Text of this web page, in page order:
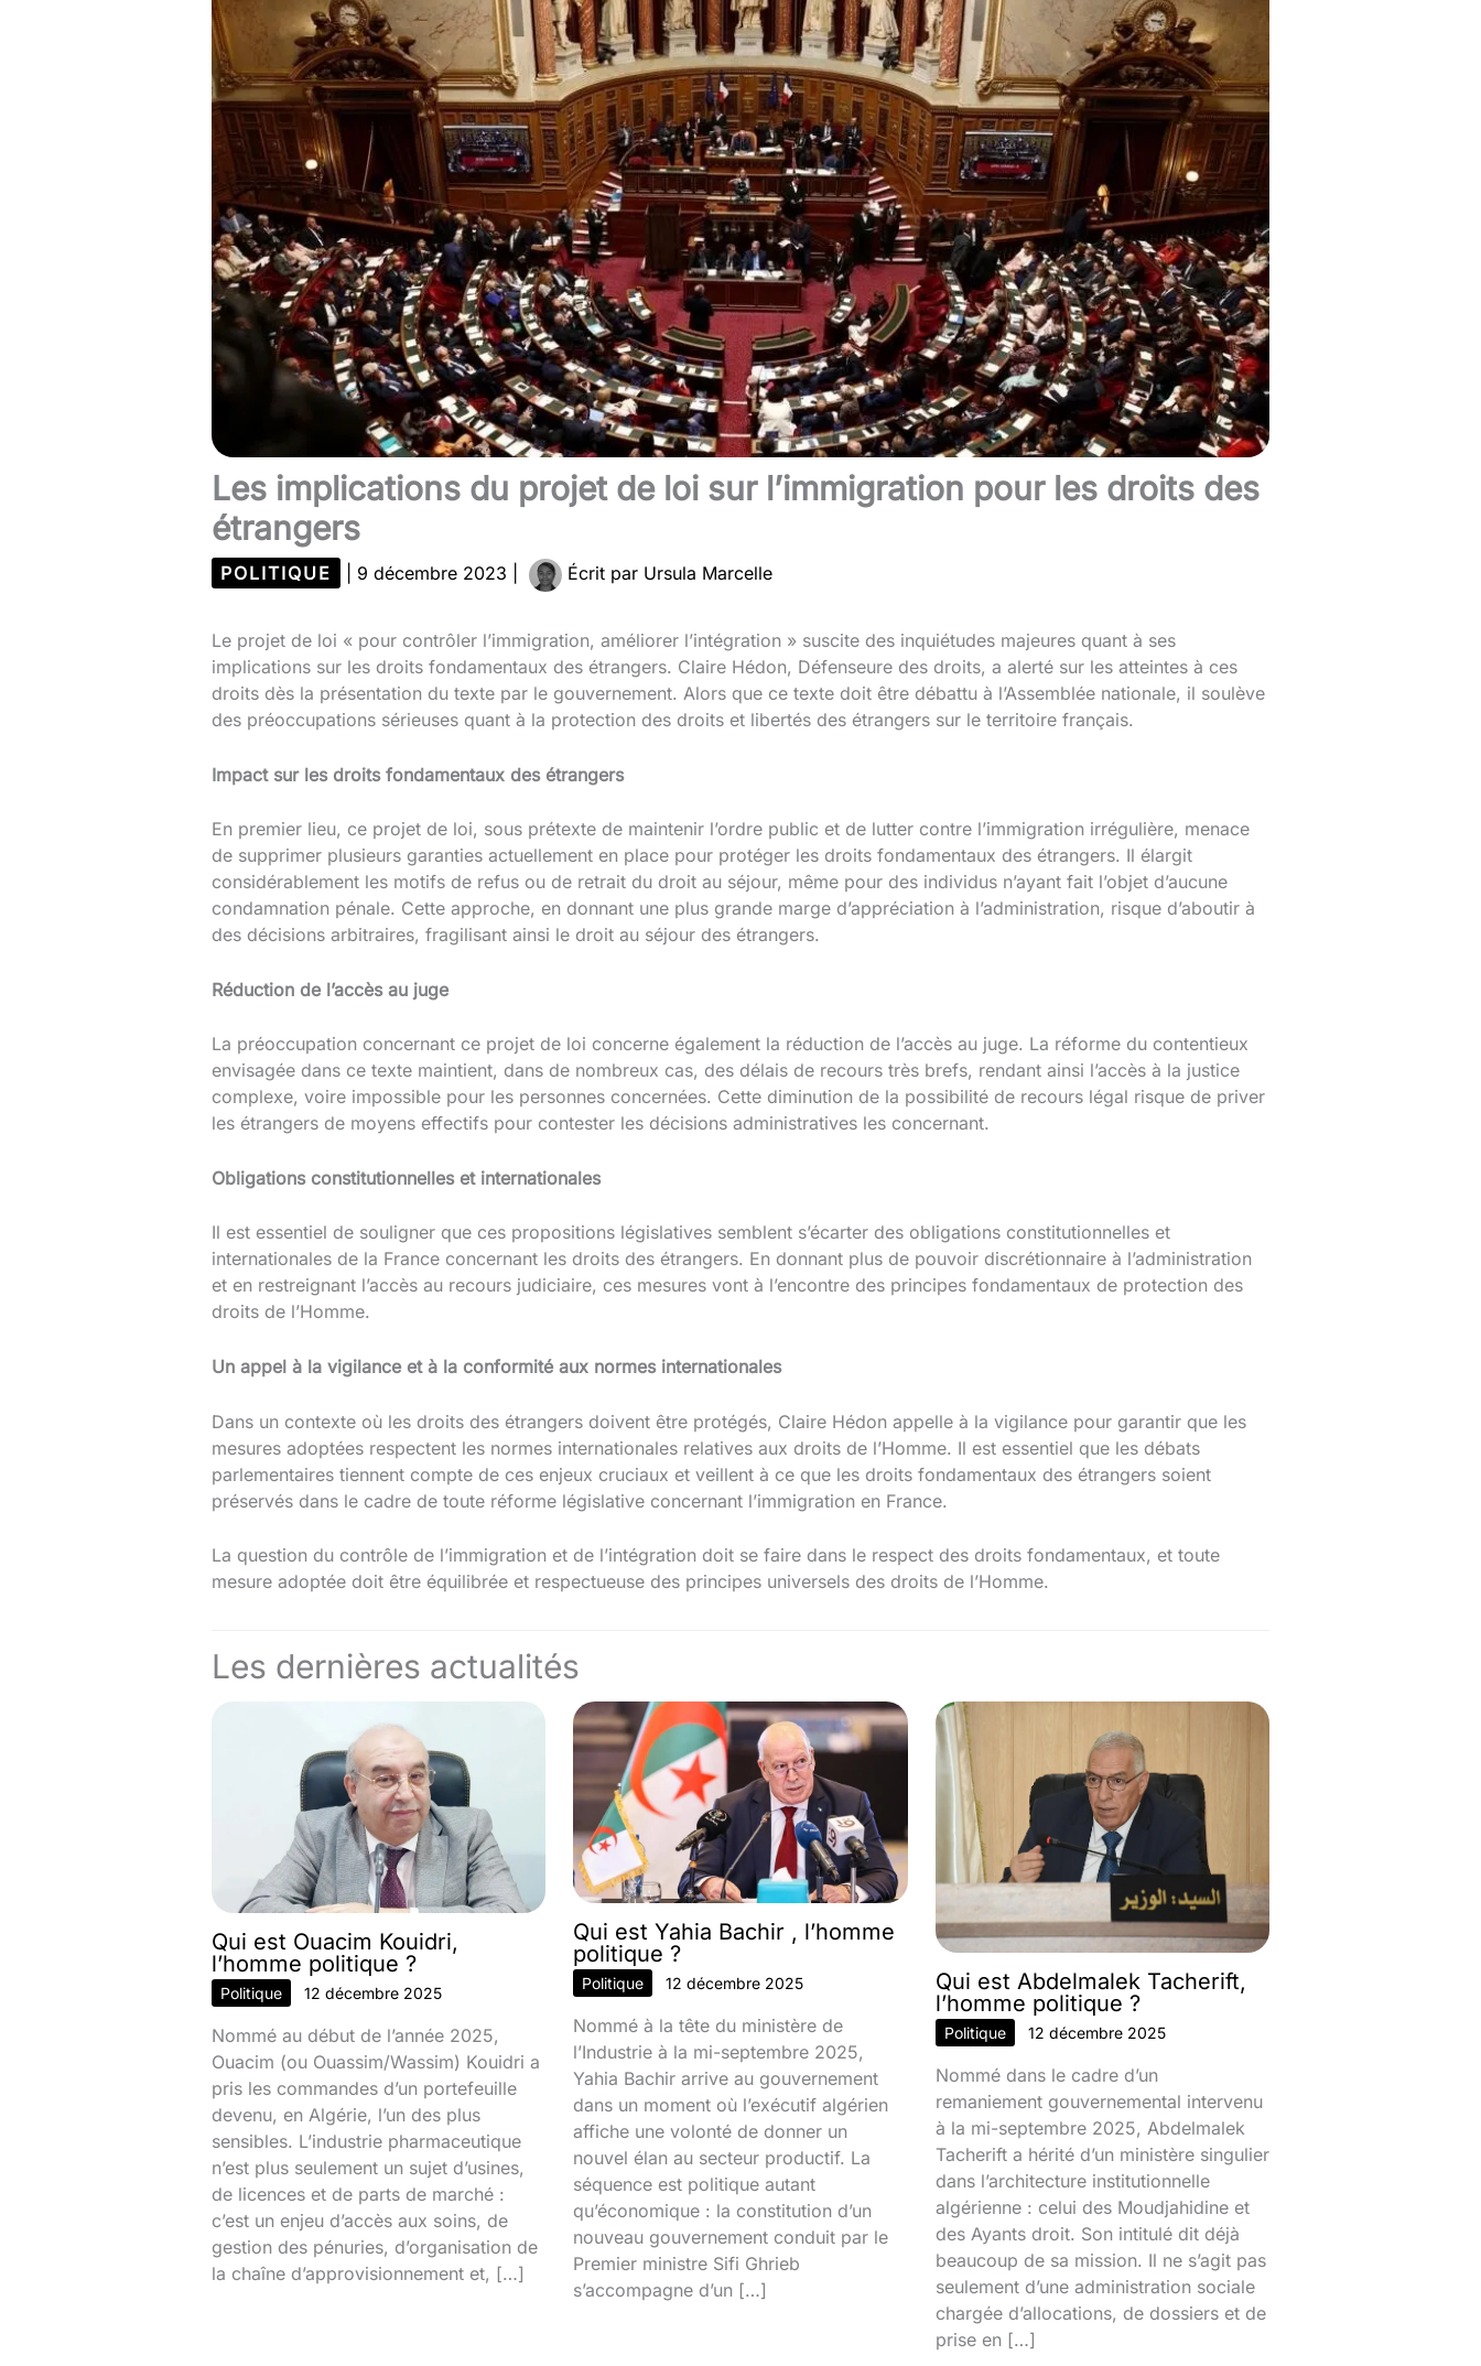
Les implications du projet de loi sur l’immigration pour les droits des
étrangers
POLITIQUE 9 décembre 2023 Écrit par Ursula Marcelle
Le projet de loi « pour contrôler l’immigration, améliorer l’intégration » suscite des inquiétudes majeures quant à ses
implications sur les droits fondamentaux des étrangers. Claire Hédon, Défenseure des droits, a alerté sur les atteintes à ces
droits dès la présentation du texte par le gouvernement. Alors que ce texte doit être débattu à l’Assemblée nationale, il soulève
des préoccupations sérieuses quant à la protection des droits et libertés des étrangers sur le territoire français.
Impact sur les droits fondamentaux des étrangers
En premier lieu, ce projet de loi, sous prétexte de maintenir l’ordre public et de lutter contre l’immigration irrégulière, menace
de supprimer plusieurs garanties actuellement en place pour protéger les droits fondamentaux des étrangers. Il élargit
considérablement les motifs de refus ou de retrait du droit au séjour, même pour des individus n’ayant fait l’objet d’aucune
condamnation pénale. Cette approche, en donnant une plus grande marge d’appréciation à l’administration, risque d’aboutir à
des décisions arbitraires, fragilisant ainsi le droit au séjour des étrangers.
Réduction de l’accès au juge
La préoccupation concernant ce projet de loi concerne également la réduction de l’accès au juge. La réforme du contentieux
envisagée dans ce texte maintient, dans de nombreux cas, des délais de recours très brefs, rendant ainsi l’accès à la justice
complexe, voire impossible pour les personnes concernées. Cette diminution de la possibilité de recours légal risque de priver
les étrangers de moyens effectifs pour contester les décisions administratives les concernant.
Obligations constitutionnelles et internationales
Il est essentiel de souligner que ces propositions législatives semblent s’écarter des obligations constitutionnelles et
internationales de la France concernant les droits des étrangers. En donnant plus de pouvoir discrétionnaire à l’administration
et en restreignant l’accès au recours judiciaire, ces mesures vont à l’encontre des principes fondamentaux de protection des
droits de l’Homme.
Un appel à la vigilance et à la conformité aux normes internationales
Dans un contexte où les droits des étrangers doivent être protégés, Claire Hédon appelle à la vigilance pour garantir que les
mesures adoptées respectent les normes internationales relatives aux droits de l’Homme. Il est essentiel que les débats
parlementaires tiennent compte de ces enjeux cruciaux et veillent à ce que les droits fondamentaux des étrangers soient
préservés dans le cadre de toute réforme législative concernant l’immigration en France.
La question du contrôle de l’immigration et de l’intégration doit se faire dans le respect des droits fondamentaux, et toute
mesure adoptée doit être équilibrée et respectueuse des principes universels des droits de l’Homme.
Les dernières actualités
Qui est Ouacim Kouidri,
l’homme politique ?
Politique 12 décembre 2025
Nommé au début de l’année 2025,
Ouacim (ou Ouassim/Wassim) Kouidri a
pris les commandes d’un portefeuille
devenu, en Algérie, l’un des plus
sensibles. L’industrie pharmaceutique
n’est plus seulement un sujet d’usines,
de licences et de parts de marché :
c’est un enjeu d’accès aux soins, de
gestion des pénuries, d’organisation de
la chaîne d’approvisionnement et, […]
Qui est Yahia Bachir , l’homme
politique ?
Politique 12 décembre 2025
Nommé à la tête du ministère de
l’Industrie à la mi-septembre 2025,
Yahia Bachir arrive au gouvernement
dans un moment où l’exécutif algérien
affiche une volonté de donner un
nouvel élan au secteur productif. La
séquence est politique autant
qu’économique : la constitution d’un
nouveau gouvernement conduit par le
Premier ministre Sifi Ghrieb
s’accompagne d’un […]
Qui est Abdelmalek Tacherift,
l’homme politique ?
Politique 12 décembre 2025
Nommé dans le cadre d’un
remaniement gouvernemental intervenu
à la mi-septembre 2025, Abdelmalek
Tacherift a hérité d’un ministère singulier
dans l’architecture institutionnelle
algérienne : celui des Moudjahidine et
des Ayants droit. Son intitulé dit déjà
beaucoup de sa mission. Il ne s’agit pas
seulement d’une administration sociale
chargée d’allocations, de dossiers et de
prise en […]